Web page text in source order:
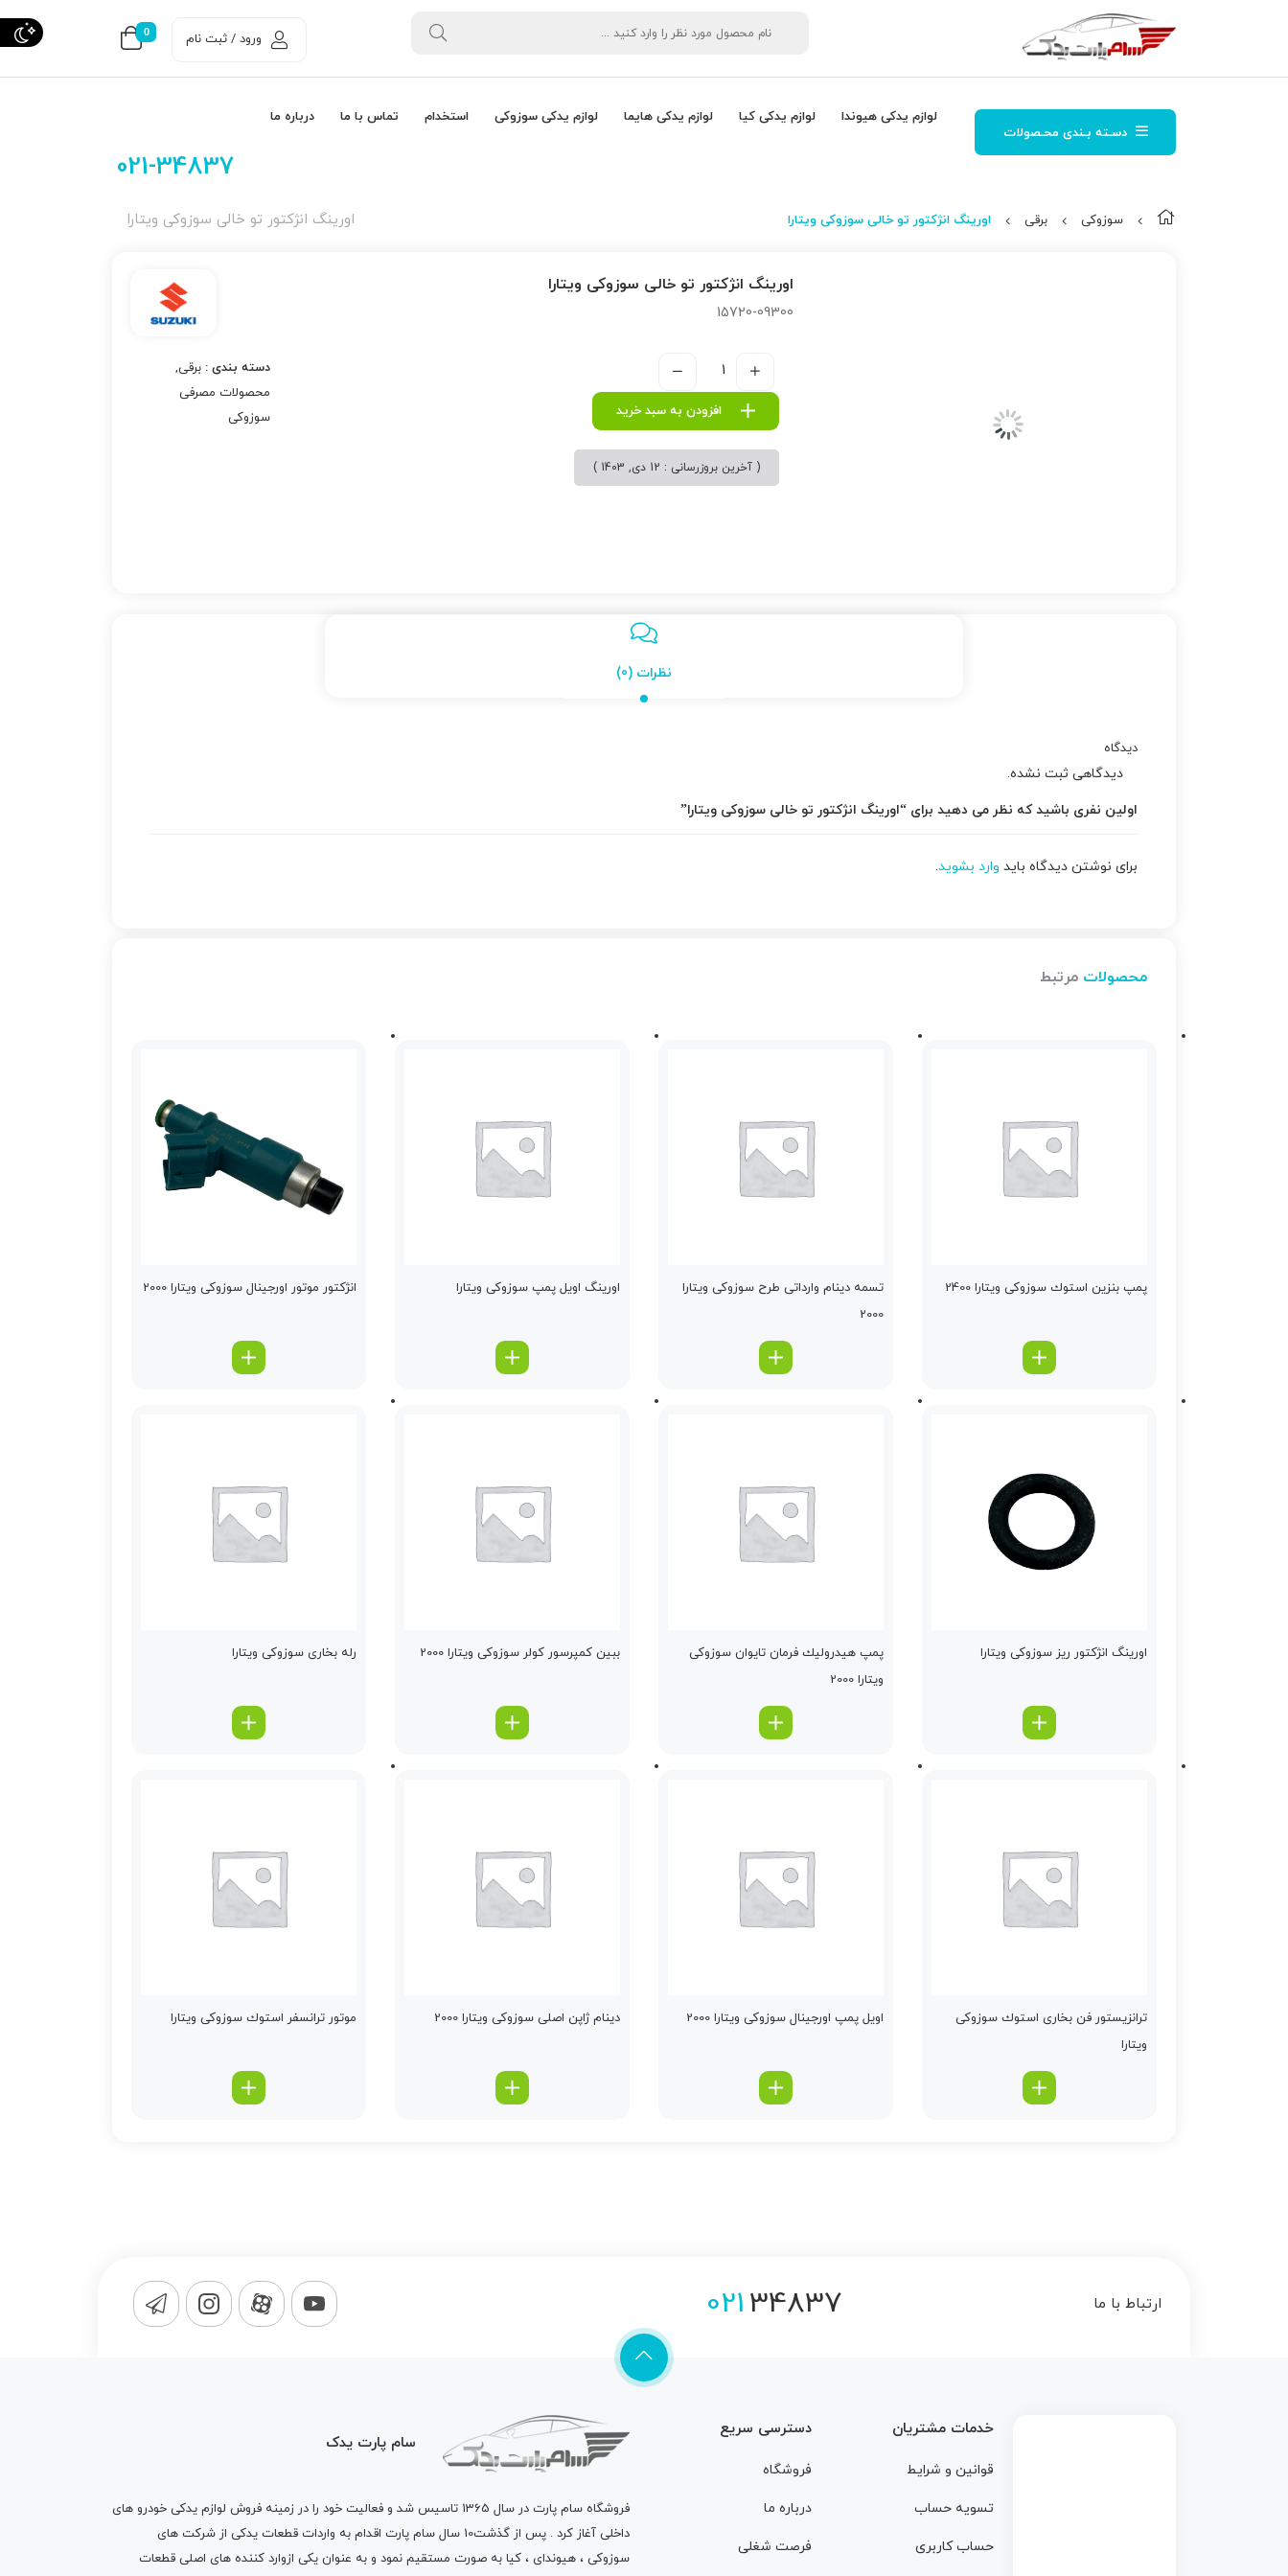
0 ورود / ثبت نام
دسـته بـندی محـصولات
لوازم یدکی هیوندا لوازم یدکی کیا لوازم یدکی هایما لوازم یدکی سوزوکی استخدام تماس با ما درباره ما
021-34837
اورینگ انژكتور تو خالی سوزوکی ویتارا سوزوکی برقی اورینگ انژكتور تو خالی سوزوکی ویتارا
اورینگ انژكتور تو خالی سوزوکی ویتارا
15720-09300
افزودن به سبد خرید
( آخرین بروزرسانی : 12 دی, 1403 )
دسته بندی :برقی,
محصولات مصرفی
سوزوکی
نظرات (0)
دیدگاه
دیدگاهی ثبت نشده.
اولین نفری باشید که نظر می دهید برای “اورینگ انژكتور تو خالی سوزوکی ویتارا”
برای نوشتن دیدگاه باید وارد بشوید.
محصولات مرتبط
پمپ بنزین استوك سوزوکی ویتارا 2400
تسمه دینام وارداتی طرح سوزوکی ویتارا
2000
اورینگ اویل پمپ سوزوکی ویتارا انژكتور موتور اورجینال سوزوکی ویتارا 2000
اورینگ انژكتور ریز سوزوکی ویتارا
پمپ هیدرولیك فرمان تایوان سوزوکی
ویتارا 2000
ببین كمپرسور كولر سوزوکی ویتارا 2000 رله بخاری سوزوکی ویتارا
ترانزیستور فن بخاری استوك سوزوکی
ویتارا
اویل پمپ اورجینال سوزوکی ویتارا 2000 دینام ژاپن اصلی سوزوکی ویتارا 2000 موتور ترانسفر استوك سوزوکی ویتارا
ارتباط با ما 02134837
خدمات مشتریان
قوانین و شرایط
تسویه حساب
حساب کاربری
دسترسی سریع
فروشگاه
درباره ما
فرصت شغلی
سام پارت یدک
فروشگاه سام پارت
در سال 1365 تاسیس شد و فعالیت خود را در زمینه فروش لوازم یدکی خودرو های
داخلی آغاز کرد . پس از گذشت10 سال سام پارت اقدام به واردات قطعات یدکی از شرکت های
سوزوکی ، هیوندای ، کیا به صورت مستقیم نمود و به عنوان یکی ازوارد کننده های اصلی قطعات